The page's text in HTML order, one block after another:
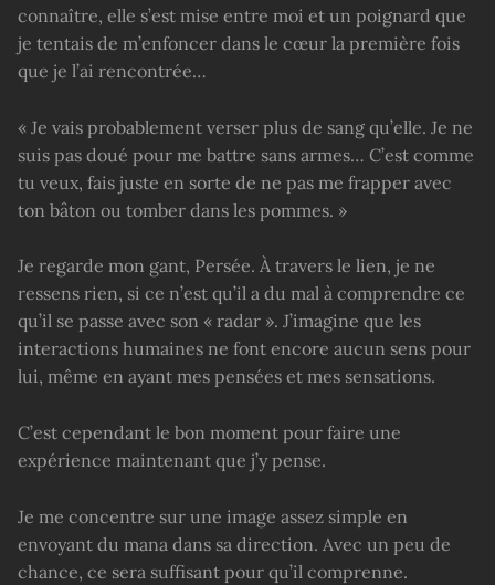
connaître, elle s’est mise entre moi et un poignard que
je tentais de m’enfoncer dans le cœur la première fois
que je l’ai rencontrée…
« Je vais probablement verser plus de sang qu’elle. Je ne
suis pas doué pour me battre sans armes… C’est comme
tu veux, fais juste en sorte de ne pas me frapper avec
ton bâton ou tomber dans les pommes. »
Je regarde mon gant, Persée. À travers le lien, je ne
ressens rien, si ce n’est qu’il a du mal à comprendre ce
qu’il se passe avec son « radar ». J’imagine que les
interactions humaines ne font encore aucun sens pour
lui, même en ayant mes pensées et mes sensations.
C’est cependant le bon moment pour faire une
expérience maintenant que j’y pense.
Je me concentre sur une image assez simple en
envoyant du mana dans sa direction. Avec un peu de
chance, ce sera suffisant pour qu’il comprenne.